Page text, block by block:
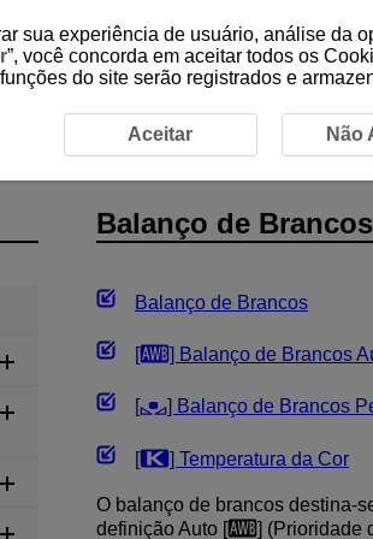
de Brancos
Balanço de Brancos
Balanço de Brancos
[ ] Balanço de Brancos
[ ] Balanço de Brancos
[ ] Temperatura da Cor
O balanço de brancos destina-
definição Auto [
] (Prioridade
sua experiência de usuário, análise da
”, você concorda em aceitar todos os
do site serão registrados e
Aceitar Não